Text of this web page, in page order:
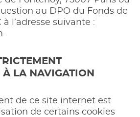
au DPO du Fonds de
à l’adresse suivante :
.
À LA NAVIGATION
de ce site internet est
de certains cookies